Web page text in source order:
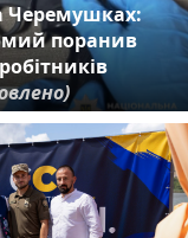
Черемушках:
поранив